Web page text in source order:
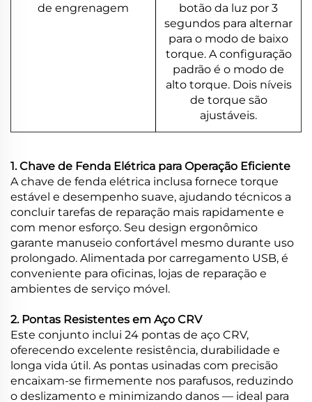
de engrenagem
botão da luz por 3
segundos para alternar
para o modo de baixo
torque. A configuração
padrão é o modo de
alto torque. Dois níveis
de torque são
ajustáveis.
1. Chave de Fenda Elétrica para Operação Eficiente
A chave de fenda elétrica inclusa fornece torque
estável e desempenho suave, ajudando técnicos a
concluir tarefas de reparação mais rapidamente e
com menor esforço. Seu design ergonômico
garante manuseio confortável mesmo durante uso
prolongado. Alimentada por carregamento USB, é
conveniente para oficinas, lojas de reparação e
ambientes de serviço móvel.
2. Pontas Resistentes em Aço CRV
Este conjunto inclui 24 pontas de aço CRV,
oferecendo excelente resistência, durabilidade e
longa vida útil. As pontas usinadas com precisão
encaixam-se firmemente nos parafusos, reduzindo
o deslizamento e minimizando danos — ideal para